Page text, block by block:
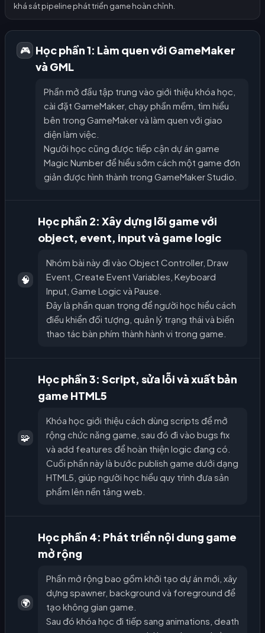
khá sát pipeline phát triển game hoàn chỉnh.
🎮 Học phần 1: Làm quen với GameMaker
và GML
Phần mở đầu tập trung vào giới thiệu khóa học,
cài đặt GameMaker, chạy phần mềm, tìm hiểu
bên trong GameMaker và làm quen với giao
diện làm việc.
Người học cũng được tiếp cận dự án game
Magic Number để hiểu sớm cách một game đơn
giản được hình thành trong GameMaker Studio.
🧠
Học phần 2: Xây dựng lõi game với
object, event, input và game logic
Nhóm bài này đi vào Object Controller, Draw
Event, Create Event Variables, Keyboard
Input, Game Logic và Pause.
Đây là phần quan trọng để người học hiểu cách
điều khiển đối tượng, quản lý trạng thái và biến
thao tác bàn phím thành hành vi trong game.
🧩
Học phần 3: Script, sửa lỗi và xuất bản
game HTML5
Khóa học giới thiệu cách dùng scripts để mở
rộng chức năng game, sau đó đi vào bugs fix
và add features để hoàn thiện logic đang có.
Cuối phần này là bước publish game dưới dạng
HTML5, giúp người học hiểu quy trình đưa sản
phẩm lên nền tảng web.
🌍
Học phần 4: Phát triển nội dung game
mở rộng
Phần mở rộng bao gồm khởi tạo dự án mới, xây
dựng spawner, background và foreground để
tạo không gian game.
Sau đó khóa học đi tiếp sang animations, death